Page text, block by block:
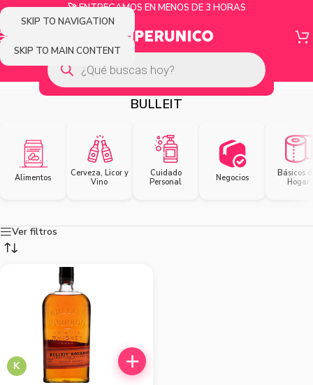
SKIP TO NAVIGATION
SKIP TO MAIN CONTENT
🚀 ENTREGAMOS EN MENOS DE 3 HORAS
BULLEIT
Alimentos
Cerveza, Licor y
Vino
Cuidado
Personal
Negocios
Básicos
Hogar
Ver filtros
K